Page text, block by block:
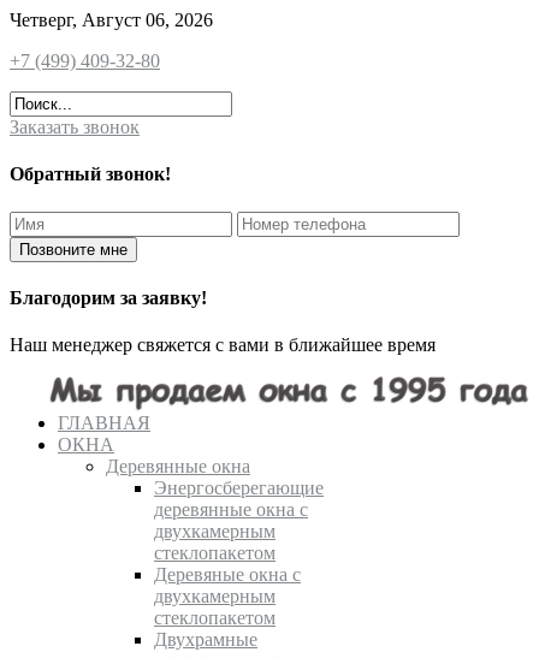
Четверг, Август 06, 2026
+7 (499) 409-32-80
Заказать звонок
Обратный звонок!
Благодорим за заявку!
Наш менеджер свяжется с вами в ближайшее время
ГЛАВНАЯ
ОКНА
Деревянные окна
Энергосберегающие
деревянные окна с
двухкамерным
стеклопакетом
Деревяные окна с
двухкамерным
стеклопакетом
Двухрамные